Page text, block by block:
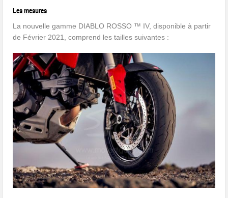
Les mesures
La nouvelle gamme DIABLO ROSSO ™ IV, disponible à partir
de Février 2021, comprend les tailles suivantes :